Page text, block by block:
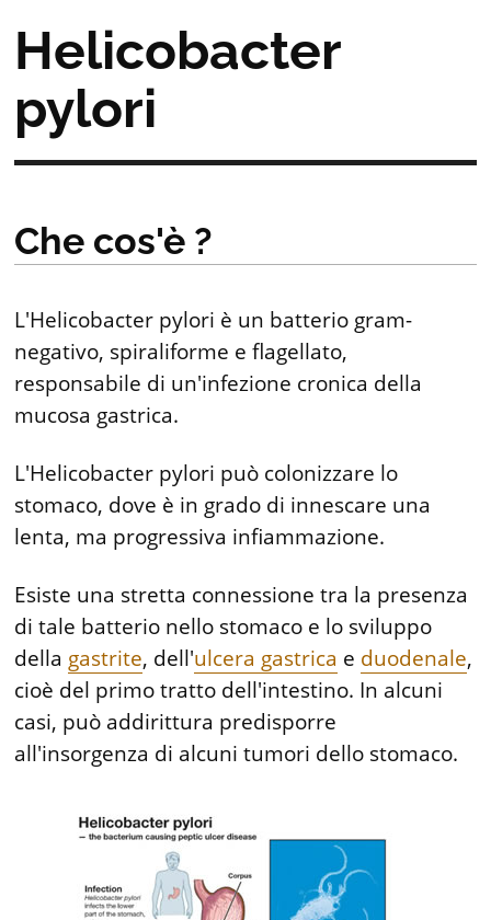
Helicobacter
pylori
Che cos'è ?
L'Helicobacter pylori è un batterio gram-
negativo, spiraliforme e flagellato,
responsabile di un'infezione cronica della
mucosa gastrica.
L'Helicobacter pylori può colonizzare lo
stomaco, dove è in grado di innescare una
lenta, ma progressiva infiammazione.
Esiste una stretta connessione tra la presenza
di tale batterio nello stomaco e lo sviluppo
della gastrite, dell'ulcera gastrica e duodenale,
cioè del primo tratto dell'intestino. In alcuni
casi, può addirittura predisporre
all'insorgenza di alcuni tumori dello stomaco.